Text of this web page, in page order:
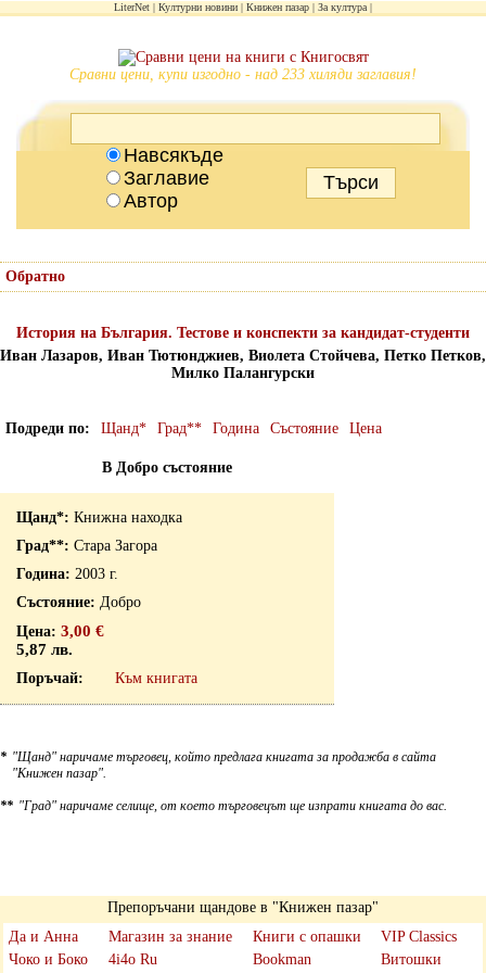
LiterNet Културни новини Книжен пазар За култура
Сравни цени, купи изгодно - над 233 хиляди заглавия!
Навсякъде
Заглавие
Автор
Обратно
История на България. Тестове и конспекти за кандидат-студенти
Иван Лазаров, Иван Тютюнджиев, Виолета Стойчева, Петко Петков,
Милко Палангурски
Подреди по Щанд* Град** Година Състояние Цена
В Добро състояние
Книжна находка
Стара Загора
2003 г.
Добро
3,00 €
5,87 лв.
Към книгата
* "Щанд" наричаме търговец, който предлага книгата за продажба в сайта
"Книжен пазар".
** "Град" наричаме селище, от което търговецът ще изпрати книгата до вас.
Препоръчани щандове в "Книжен пазар"
Да и Анна
Чоко и Боко
Магазин за знание
4i4o Ru
Книги с опашки
Bookman
VIP Classics
Витошки